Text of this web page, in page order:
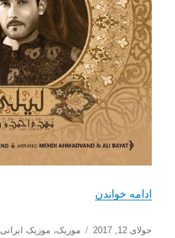
ادامه خواندن
ارسال
جولای 12, 2017 دسته‌ها
موزیک، موزیک ایرانی